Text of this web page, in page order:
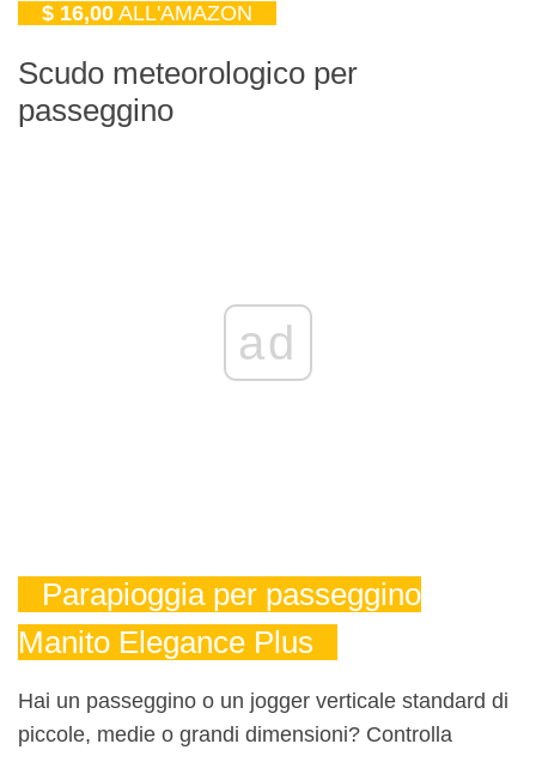
$ 16,00 ALL'AMAZON
Scudo meteorologico per
passeggino
ad
Parapioggia per passeggino
Manito Elegance Plus
Hai un passeggino o un jogger verticale standard di
piccole, medie o grandi dimensioni? Controlla